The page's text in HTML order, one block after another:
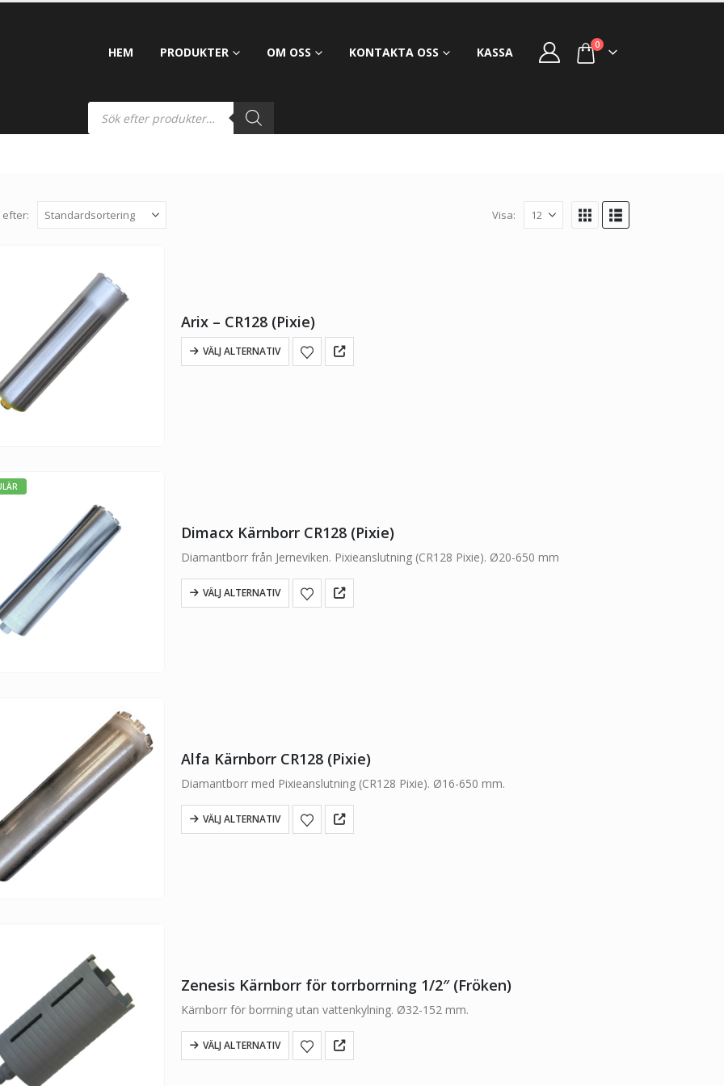
HEM PRODUKTER OM OSS KONTAKTA OSS KASSA 0
Visa:
Arix – CR128 (Pixie)
VÄLJ ALTERNATIV
Dimacx Kärnborr CR128 (Pixie)
Diamantborr från Jerneviken. Pixieanslutning (CR128 Pixie). Ø20-650 mm
VÄLJ ALTERNATIV
Alfa Kärnborr CR128 (Pixie)
Diamantborr med Pixieanslutning (CR128 Pixie). Ø16-650 mm.
VÄLJ ALTERNATIV
Zenesis Kärnborr för torrborrning 1/2″ (Fröken)
Kärnborr för borrning utan vattenkylning. Ø32-152 mm.
VÄLJ ALTERNATIV